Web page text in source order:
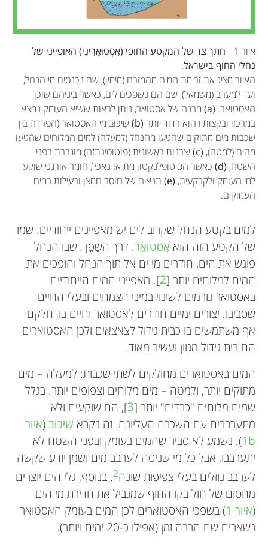
איור 1 -
חתך צד של המקטע החופי (אֵסְטוּאָרִינִי) האופייני של
נחלי החוף בישראל.
האיור מציג את זרימת המים מהמזרח (מימין), שם נכנסים מי הנחל,
ועד למערב (משמאל), שם הם נשפכים לים, כאשר ביניהם שוכן
האסטואר. (a)
מבנה של אסטואר, ניתן לראות ששיא העומק נמצא
במרכזו ובקצותיו הוא רדוד יותר (b)
שִׁיכּוּב מי האסטואר (הפרדה בין
שכבות מים מתוקים שהגיעו מהנחל (למעלה) למים המלוחים שהגיעו
מהים (למטה), (c) יצרנות ראשונית (פוטוסינתזה) מוגברת בפני
השטח, (d)
כאשר הפיטופלנקטון מת או נאכל, חומר אורגני שוקע
למי העומק ולקרקעית, (e)
תנאים של חוסר חמצן ורעילות במים
העמוקים.
למים בקטע הנחל שקרוב לים יש מאפיינים ייחודיים. שמו
של הקטע הזה הוא אֵסטואַר. דרך השֶׁפֶך, שבו הנחל
פוגש את הים, חודרים מי ים אל תוך הנחל והופכים את
המים למלוחים יותר [2]. מאפייני המים הייחודיים
באסטואר גורמים לשינוי במיני הצמחים ובעלי החיים
שסביבו. יצורים ימיים חודרים לאסטואר וחיים בו, חלקם
אף משתמשים בו כבית גידול לצאצאים ולכן האסטוארים
הם בית גידול מגוון ועשיר מאוד.
המים באסטוארים מחולקים לשתי שכבות: למעלה – מים
מתוקים יותר, ולמטה – מים מלוחים וצפופים יותר. בגלל
שמים מלוחים "כבדים" יותר [3], הם שוקעים ולא
מתערבבים עם השכבה העליונה. זה נקרא שִׁיכּוּב (איור
1b). נשמע לא סביר שהמים בעומק ובפני השטח לא
יתערבבו, אבל כל מי שניסה לערבב מים ושמן יודע שקשה
לערבב נוזלים בעלי צפיפות שונה2. בנוסף, גלי הים יוצרים
מחסום של חול בקו החוף שמגביל את חדירת מי הים
(איור 1 ) בשפכי האסטוארים לכן המים בעומק האסטואר
נשארים שם הרבה זמן (אפילו כ-20 ימים ויותר).